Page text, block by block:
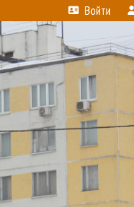
Войти